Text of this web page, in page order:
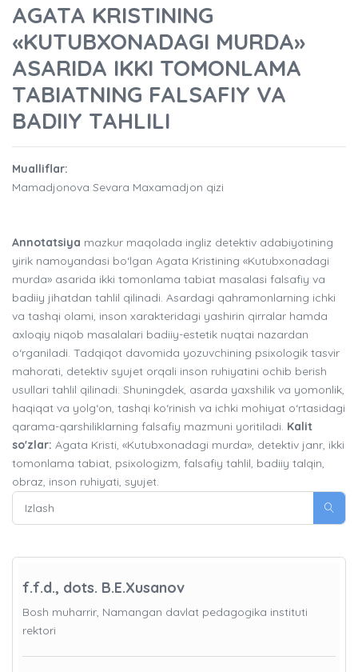
AGATA KRISTINING
«KUTUBXONADAGI MURDA»
ASARIDA IKKI TOMONLAMA
TABIATNING FALSAFIY VA
BADIIY TAHLILI
Mualliflar:
Mamadjonova Sevara Maxamadjon qizi
Annotatsiya mazkur maqolada ingliz detektiv adabiyotining
yirik namoyandasi bo‘lgan Agata Kristining «Kutubxonadagi
murda» asarida ikki tomonlama tabiat masalasi falsafiy va
badiiy jihatdan tahlil qilinadi. Asardagi qahramonlarning ichki
va tashqi olami, inson xarakteridagi yashirin qirralar hamda
axloqiy niqob masalalari badiiy-estetik nuqtai nazardan
o‘rganiladi. Tadqiqot davomida yozuvchining psixologik tasvir
mahorati, detektiv syujet orqali inson ruhiyatini ochib berish
usullari tahlil qilinadi. Shuningdek, asarda yaxshilik va yomonlik,
haqiqat va yolg‘on, tashqi ko‘rinish va ichki mohiyat o‘rtasidagi
qarama-qarshiliklarning falsafiy mazmuni yoritiladi. Kalit
so'zlar: Agata Kristi, «Kutubxonadagi murda», detektiv janr, ikki
tomonlama tabiat, psixologizm, falsafiy tahlil, badiiy talqin,
obraz, inson ruhiyati, syujet.
f.f.d., dots. B.E.Xusanov
Bosh muharrir, Namangan davlat pedagogika instituti
rektori